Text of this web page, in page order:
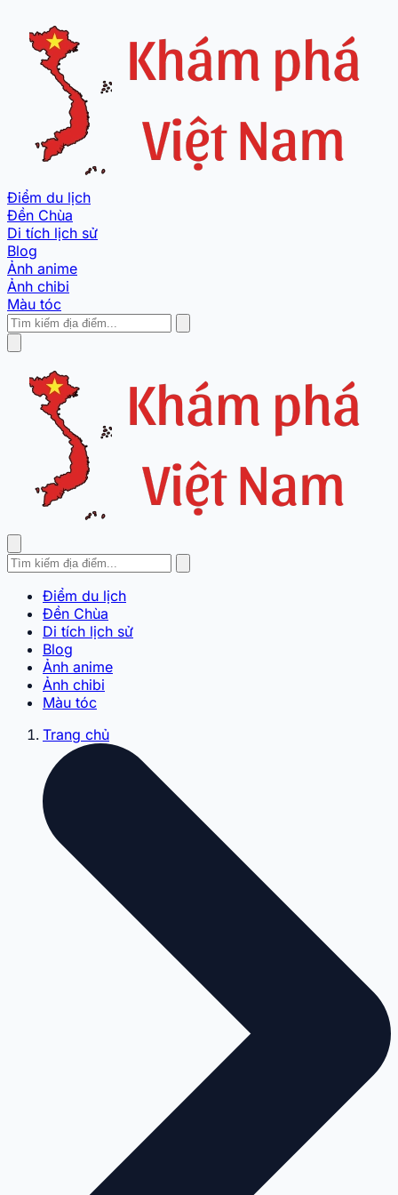
Điểm du lịch
Đền Chùa
Di tích lịch sử
Blog
Ảnh anime
Ảnh chibi
Màu tóc
Điểm du lịch
Đền Chùa
Di tích lịch sử
Blog
Ảnh anime
Ảnh chibi
Màu tóc
Trang chủ